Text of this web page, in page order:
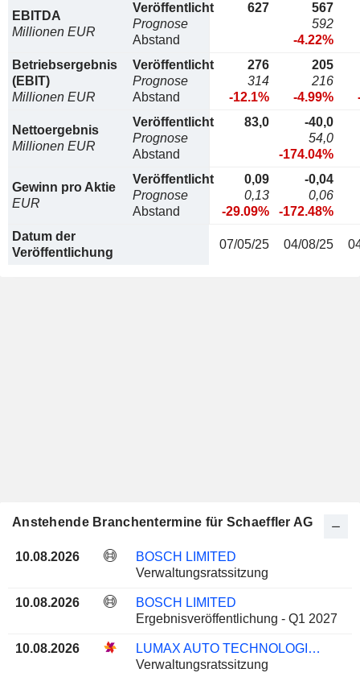
EBITDA
Millionen EUR
Veröffentlicht
Prognose
Abstand
627
567
592
-4.22%
Betriebsergebnis
(EBIT)
Millionen EUR
Veröffentlicht
Prognose
Abstand
276
314
-12.1%
205
216
-4.99%
Nettoergebnis
Millionen EUR
Veröffentlicht
Prognose
Abstand
83,0
-40,0
54,0
-174.04%
Gewinn pro Aktie
EUR
Veröffentlicht
Prognose
Abstand
0,09
0,13
-29.09%
-0,04
0,06
-172.48%
Datum der
Veröffentlichung
07/05/25 04/08/25
Anstehende Branchentermine für Schaeffler AG
10.08.2026
BOSCH LIMITED
Verwaltungsratssitzung
10.08.2026
BOSCH LIMITED
Ergebnisveröffentlichung - Q1 2027
10.08.2026
LUMAX AUTO TECHNOLOGIES LIMITED
Verwaltungsratssitzung